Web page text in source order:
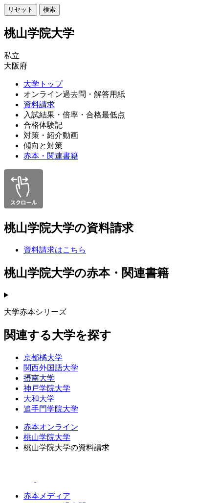
リセット 検索
桃山学院大学
私立
大阪府
大学トップ
オンライン過去問・解答用紙
資料請求
入試結果・倍率・合格最低点
合格体験記
対策・紹介動画
傾向と対策
赤本・関連書籍
桃山学院大学の資料請求
資料請求はこちら
桃山学院大学の赤本・関連書籍
大学赤本シリーズ
関連する大学を探す
京都橘大学
関西外国語大学
摂南大学
神戸学院大学
大和大学
追手門学院大学
赤本オンライン
桃山学院大学
桃山学院大学の資料請求
赤本メディア